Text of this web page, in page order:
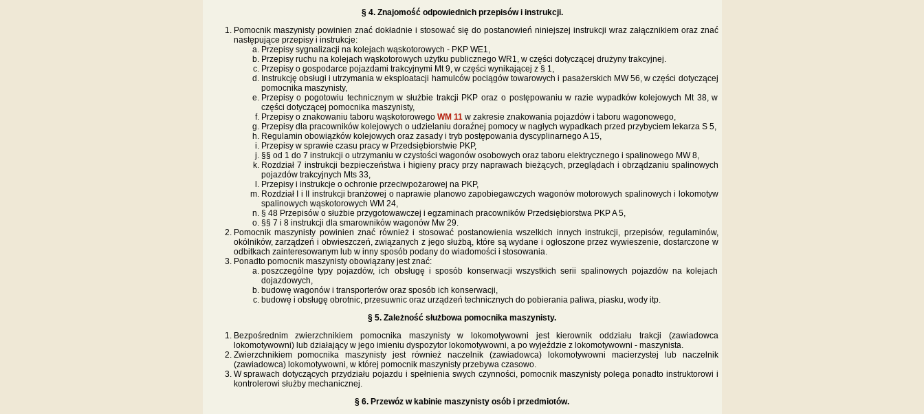
§ 4. Znajomość odpowiednich przepisów i instrukcji.
Pomocnik maszynisty powinien znać dokładnie i stosować się do postanowień niniejszej instrukcji wraz załącznikiem oraz znać
następujące przepisy i instrukcje:
Przepisy sygnalizacji na kolejach wąskotorowych - PKP WE1,
Przepisy ruchu na kolejach wąskotorowych użytku publicznego WR1, w części dotyczącej drużyny trakcyjnej.
Przepisy o gospodarce pojazdami trakcyjnymi Mt 9, w części wynikającej z § 1,
Instrukcję obsługi i utrzymania w eksploatacji hamulców pociągów towarowych i pasażerskich MW 56, w części dotyczącej
pomocnika maszynisty,
Przepisy o pogotowiu technicznym w służbie trakcji PKP oraz o postępowaniu w razie wypadków kolejowych Mt 38, w
części dotyczącej pomocnika maszynisty,
Przepisy o znakowaniu taboru wąskotorowego WM 11w zakresie znakowania pojazdów i taboru wagonowego,
Przepisy dla pracowników kolejowych o udzielaniu doraźnej pomocy w nagłych wypadkach przed przybyciem lekarza S 5,
Regulamin obowiązków kolejowych oraz zasady i tryb postępowania dyscyplinarnego A 15,
Przepisy w sprawie czasu pracy w Przedsiębiorstwie PKP,
§§ od 1 do 7 instrukcji o utrzymaniu w czystości wagonów osobowych oraz taboru elektrycznego i spalinowego MW 8,
Rozdział 7 instrukcji bezpieczeństwa i higieny pracy przy naprawach bieżących, przeglądach i obrządzaniu spalinowych
pojazdów trakcyjnych Mts 33,
Przepisy i instrukcje o ochronie przeciwpożarowej na PKP,
Rozdział I i II instrukcji branżowej o naprawie planowo zapobiegawczych wagonów motorowych spalinowych i lokomotyw
spalinowych wąskotorowych WM 24,Tekst pochodzi ze strony
§ 48 Przepisów o służbie przygotowawczej i egzaminach pracowników Przedsiębiorstwa PKP A 5,
§§ 7 i 8 instrukcji dla smarowników wagonów Mw 29.
Pomocnik maszynisty powinien znać również i stosować postanowienia wszelkich innych instrukcji, przepisów, regulaminów,
okólników, zarządzeń i obwieszczeń, związanych z jego służbą, które są wydane i ogłoszone przez wywieszenie, dostarczone w
odbitkach zainteresowanym lub w inny sposób podany do wiadomości i stosowania.
Ponadto pomocnik maszynisty obowiązany jest znać:
poszczególne typy pojazdów, ich obsługę i sposób konserwacji wszystkich serii spalinowych pojazdów na kolejach
dojazdowych,
budowę wagonów i transporterów oraz sposób ich konserwacji,
budowę i obsługę obrotnic, przesuwnic oraz urządzeń technicznych do pobierania paliwa, piasku, wody itp.
§ 5. Zależność służbowa pomocnika maszynisty.
Bezpośrednim zwierzchnikiem pomocnika maszynisty w lokomotywowni jest kierownik oddziału trakcji (zawiadowca
lokomotywowni) lub działający w jego imieniu dyspozytor lokomotywowni, a po wyjeździe z lokomotywowni - maszynista.
Zwierzchnikiem pomocnika maszynisty jest również naczelnik (zawiadowca) lokomotywowni macierzystej lub naczelnik
(zawiadowca) lokomotywowni, w której pomocnik maszynisty przebywa czasowo.
W sprawach dotyczących przydziału pojazdu i spełnienia swych czynności, pomocnik maszynisty polega ponadto instruktorowi i
kontrolerowi służby mechanicznej.
§ 6. Przewóz w kabinie maszynisty osób i przedmiotów.